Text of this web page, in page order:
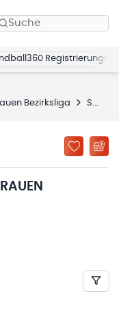
Suche
Registrierung
Bezirksliga Spielplan